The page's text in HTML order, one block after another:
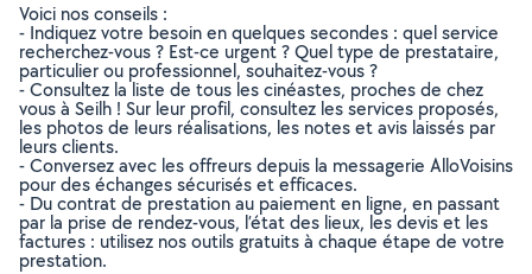
Voici nos conseils :
- Indiquez votre besoin en quelques secondes : quel service
recherchez-vous ? Est-ce urgent ? Quel type de prestataire,
particulier ou professionnel, souhaitez-vous ?
- Consultez la liste de tous les cinéastes, proches de chez
vous à Seilh ! Sur leur profil, consultez les services proposés,
les photos de leurs réalisations, les notes et avis laissés par
leurs clients.
- Conversez avec les offreurs depuis la messagerie AlloVoisins
pour des échanges sécurisés et efficaces.
- Du contrat de prestation au paiement en ligne, en passant
par la prise de rendez-vous, l’état des lieux, les devis et les
factures : utilisez nos outils gratuits à chaque étape de votre
prestation.